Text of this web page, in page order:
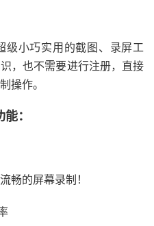
级小巧实用的截图、录屏工
，也不需要进行注册，直接
操作。
：
畅的屏幕录制！